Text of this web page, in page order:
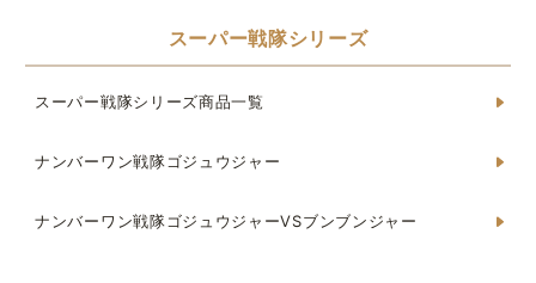
スーパー戦隊シリーズ
スーパー戦隊シリーズ商品一覧
ナンバーワン戦隊ゴジュウジャー
ナンバーワン戦隊ゴジュウジャーVSブンブンジャー